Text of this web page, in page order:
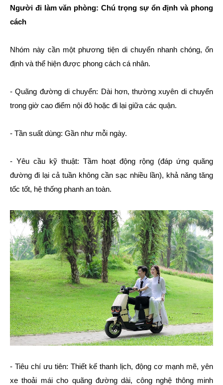
Người đi làm văn phòng: Chú trọng sự ổn định và phong
cách
Nhóm này cần một phương tiện di chuyển nhanh chóng, ổn
định và thể hiện được phong cách cá nhân.
- Quãng đường di chuyển: Dài hơn, thường xuyên di chuyển
trong giờ cao điểm nội đô hoặc đi lại giữa các quận.
- Tần suất dùng: Gần như mỗi ngày.
- Yêu cầu kỹ thuật: Tầm hoạt động rộng (đáp ứng quãng
đường đi lại cả tuần không cần sạc nhiều lần), khả năng tăng
tốc tốt, hệ thống phanh an toàn.
- Tiêu chí ưu tiên: Thiết kế thanh lịch, động cơ mạnh mẽ, yên
xe thoải mái cho quãng đường dài, công nghệ thông minh